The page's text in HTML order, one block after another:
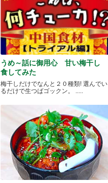
うめ～話に御用心 甘い梅干し
食してみた
梅干しだけでなんと２０種類! 選んでい
るだけで生つばゴックン。 .....